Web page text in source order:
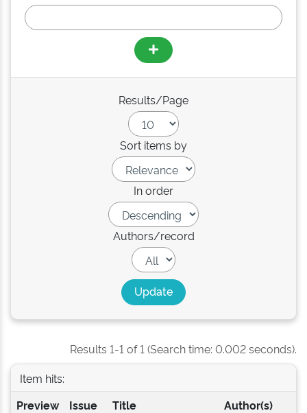
Results/Page
Sort items by
In order
Authors/record
Results 1-1 of 1 (Search time: 0.002 seconds).
Item hits:
Preview
Issue
Title Author(s)